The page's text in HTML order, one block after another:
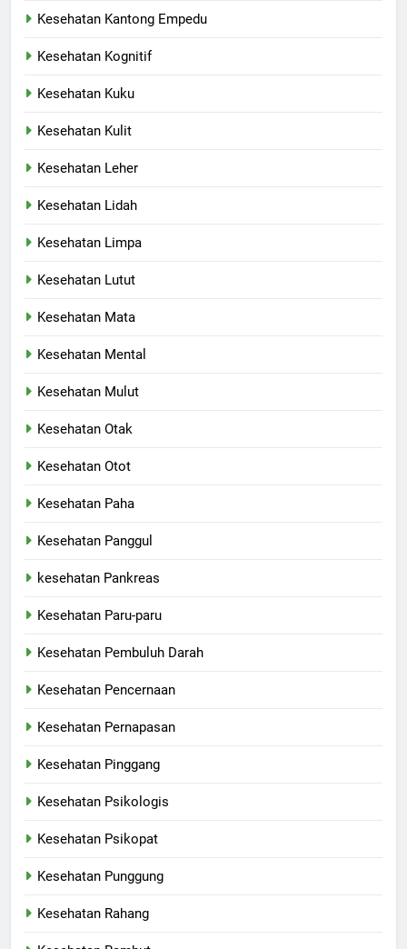
Kesehatan Kantong Empedu
Kesehatan Kognitif
Kesehatan Kuku
Kesehatan Kulit
Kesehatan Leher
Kesehatan Lidah
Kesehatan Limpa
Kesehatan Lutut
Kesehatan Mata
Kesehatan Mental
Kesehatan Mulut
Kesehatan Otak
Kesehatan Otot
Kesehatan Paha
Kesehatan Panggul
kesehatan Pankreas
Kesehatan Paru-paru
Kesehatan Pembuluh Darah
Kesehatan Pencernaan
Kesehatan Pernapasan
Kesehatan Pinggang
Kesehatan Psikologis
Kesehatan Psikopat
Kesehatan Punggung
Kesehatan Rahang